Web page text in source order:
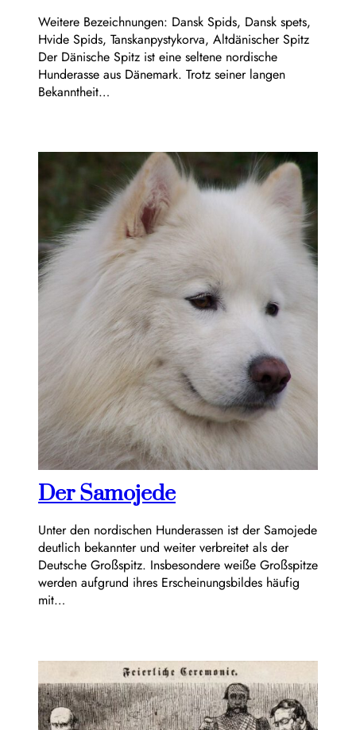
Weitere Bezeichnungen: Dansk Spids, Dansk spets,
Hvide Spids, Tanskanpystykorva, Altdänischer Spitz
Der Dänische Spitz ist eine seltene nordische
Hunderasse aus Dänemark. Trotz seiner langen
Bekanntheit…
Der Samojede
Unter den nordischen Hunderassen ist der Samojede
deutlich bekannter und weiter verbreitet als der
Deutsche Großspitz. Insbesondere weiße Großspitze
werden aufgrund ihres Erscheinungsbildes häufig
mit…